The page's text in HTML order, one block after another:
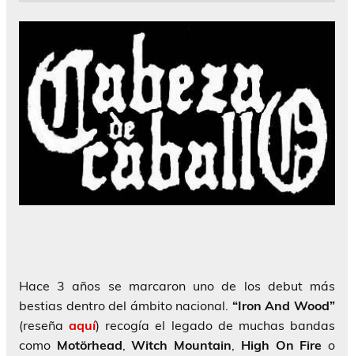
Hace 3 años se marcaron uno de los debut más
bestias dentro del ámbito nacional. “Iron And Wood”
(reseñaaquí) recogía el legado de muchas bandas
como Motörhead,Witch Mountain, High On Fire o